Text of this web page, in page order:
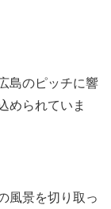
島のピッチに響
められていま
風景を切り取っ